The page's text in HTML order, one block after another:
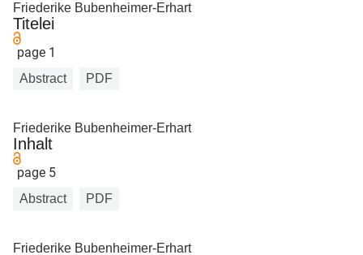
Friederike Bubenheimer-Erhart
Titelei
page 1
Abstract PDF
Friederike Bubenheimer-Erhart
Inhalt
page 5
Abstract PDF
Friederike Bubenheimer-Erhart